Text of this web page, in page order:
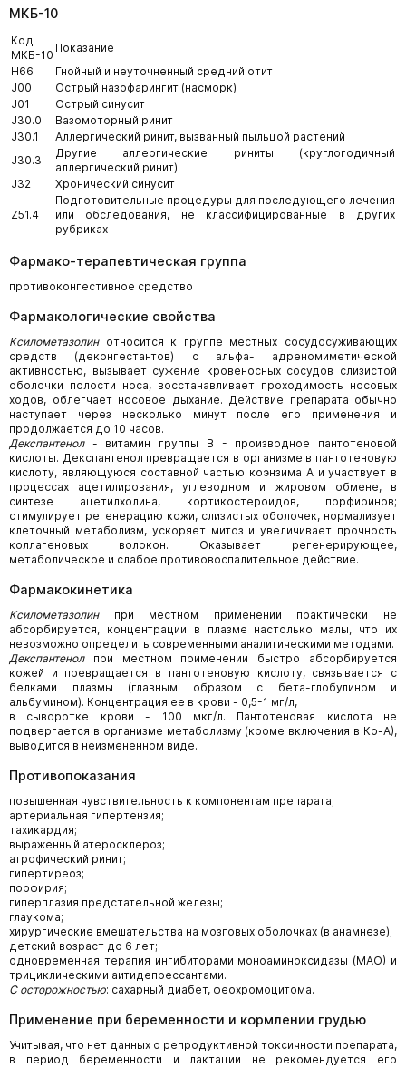
МКБ-10
Код
МКБ-10
Показание
H66
Гнойный и неуточненный средний отит
J00
Острый назофарингит (насморк)
J01
Острый синусит
J30.0
Вазомоторный ринит
J30.1
Аллергический ринит, вызванный пыльцой растений
J30.3
Другие аллергические риниты (круглогодичный
аллергический ринит)
J32
Хронический синусит
Z51.4
Подготовительные процедуры для последующего лечения
или обследования, не классифицированные в других
рубриках
Фармако-терапевтическая группа
противоконгестивное средство
Фармакологические свойства
Ксилометазолинотносится к группе местных сосудосуживающих
средств (деконгестантов) с альфа- адреномиметической
активностью, вызывает сужение кровеносных сосудов слизистой
оболочки полости носа, восстанавливает проходимость носовых
ходов, облегчает носовое дыхание. Действие препарата обычно
наступает через несколько минут после его применения и
продолжается до 10 часов.
Декспантенол- витамин группы В - производное пантотеновой
кислоты. Декспантенол превращается в организме в пантотеновую
кислоту, являющуюся составной частью коэнзима А и участвует в
процессах ацетилирования, углеводном и жировом обмене, в
синтезе ацетилхолина, кортикостероидов, порфиринов;
стимулирует регенерацию кожи, слизистых оболочек, нормализует
клеточный метаболизм, ускоряет митоз и увеличивает прочность
коллагеновых волокон. Оказывает регенерирующее,
метаболическое и слабое противовоспалительное действие.
Фармакокинетика
Ксилометазолин при местном применении практически не
абсорбируется, концентрации в плазме настолько малы, что их
невозможно определить современными аналитическими методами.
Декспантенол при местном применении быстро абсорбируется
кожей и превращается в пантотеновую кислоту, связывается с
белками плазмы (главным образом с бета-глобулином и
альбумином). Концентрация ее в крови - 0,5-1 мг/л,
в сыворотке крови - 100 мкг/л. Пантотеновая кислота не
подвергается в организме метаболизму (кроме включения в Ко-А),
выводится в неизмененном виде.
Противопоказания
повышенная чувствительность к компонентам препарата;
артериальная гипертензия;
тахикардия;
выраженный атеросклероз;
атрофический ринит;
гипертиреоз;
порфирия;
гиперплазия предстательной железы;
глаукома;
хирургические вмешательства на мозговых оболочках (в анамнезе);
детский возраст до 6 лет;
одновременная терапия ингибиторами моноаминоксидазы (МАО) и
трициклическими аитидепрессантами.
С осторожностью: сахарный диабет, феохромоцитома.
Применение при беременности и кормлении грудью
Учитывая, что нет данных о репродуктивной токсичности препарата,
в период беременности и лактации не рекомендуется его